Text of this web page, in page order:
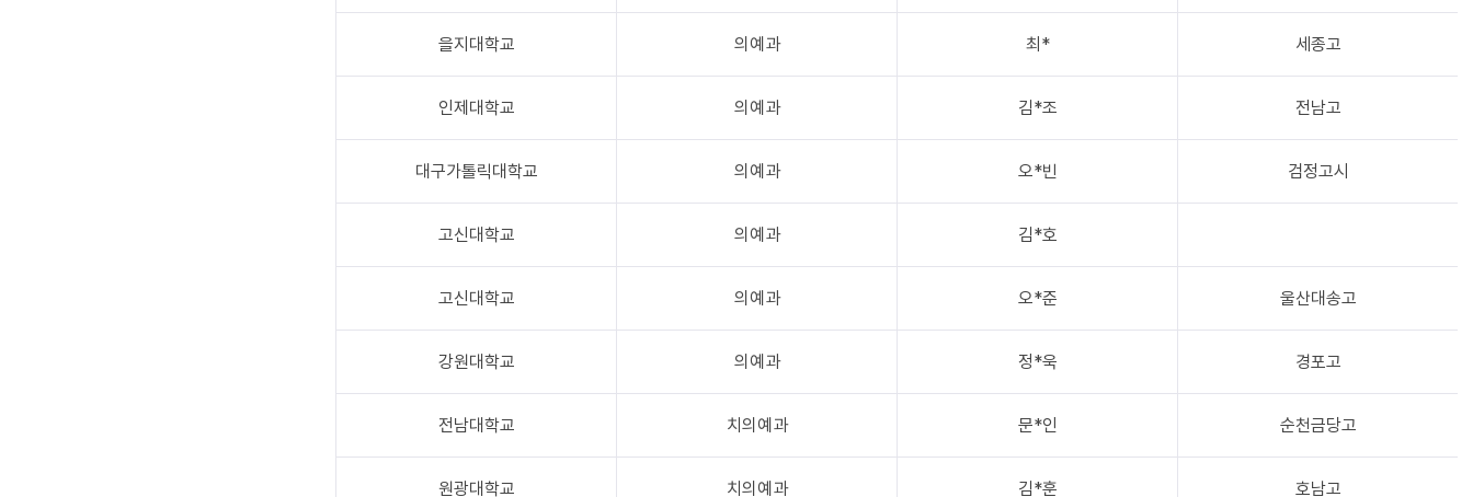
을지대학교 의예과 최* 세종고
인제대학교 의예과 김*조 전남고
대구가톨릭대학교 의예과 오*빈 검정고시
고신대학교 의예과 김*호
고신대학교 의예과 오*준 울산대송고
강원대학교 의예과 정*욱 경포고
전남대학교 치의예과 문*인 순천금당고
원광대학교 치의예과 김*훈 호남고